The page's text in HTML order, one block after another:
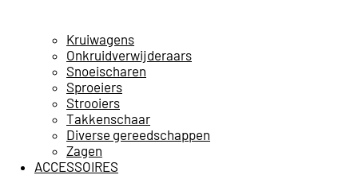
Kruiwagens
Onkruidverwijderaars
Snoeischaren
Sproeiers
Strooiers
Takkenschaar
Diverse gereedschappen
Zagen
ACCESSOIRES